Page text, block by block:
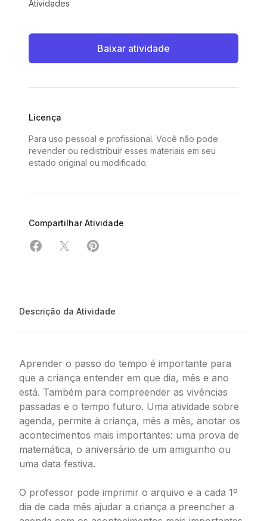
Atividades
Baixar atividade
Licença
Para uso pessoal e profissional. Você não pode
revender ou redistribuir esses materiais em seu
estado original ou modificado.
Compartilhar Atividade
Compartilhar em Facebook
Compartilhar em X
Compartilhar em Pinterest
Descrição da Atividade
Aprender o passo do tempo é importante para
que a criança entender em que dia, mês e ano
está. Também para compreender as vivências
passadas e o tempo futuro. Uma atividade sobre
agenda, permite à criança, mês a mês, anotar os
acontecimentos mais importantes: uma prova de
matemática, o aniversário de um amiguinho ou
uma data festiva.
O professor pode imprimir o arquivo e a cada 1º
dia de cada mês ajudar a criança a preencher a